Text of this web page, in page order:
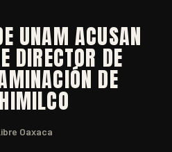
UNAM ACUSAN
DIRECTOR DE
DE
Oaxaca